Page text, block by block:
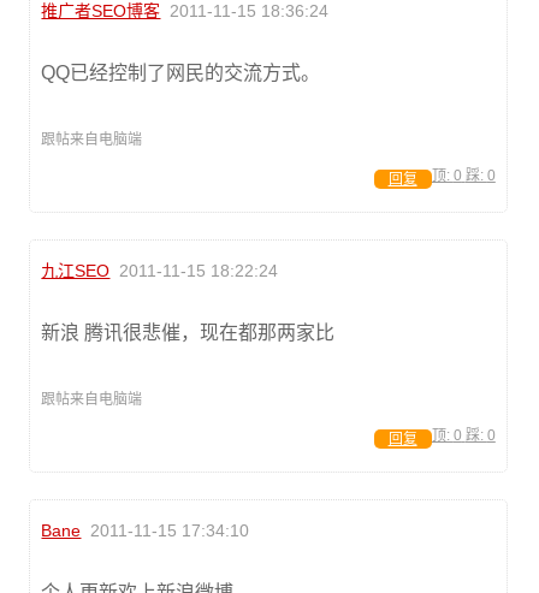
推广者SEO博客 2011-11-15 18:36:24
QQ已经控制了网民的交流方式。
跟帖来自电脑端
顶: 0 踩: 0
回复
九江SEO 2011-11-15 18:22:24
新浪 腾讯很悲催，现在都那两家比
跟帖来自电脑端
顶: 0 踩: 0
回复
Bane 2011-11-15 17:34:10